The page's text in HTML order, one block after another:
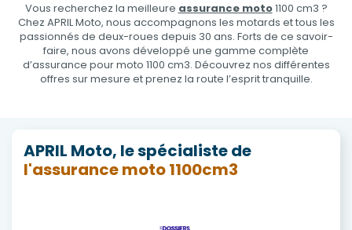
Vous recherchez la meilleure assurance moto1100 cm3 ?
Chez APRIL Moto, nous accompagnons les motards et tous les
passionnés de deux-roues depuis 30 ans. Forts de ce savoir-
faire, nous avons développé une gamme complète
d’assurance pour moto 1100 cm3. Découvrez nos différentes
offres sur mesure et prenez la route l’esprit tranquille.
APRIL Moto, le spécialiste de
l'assurance moto 1100cm3